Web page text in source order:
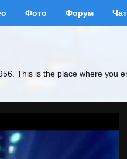
Фото Форум Чат
This is the place where you